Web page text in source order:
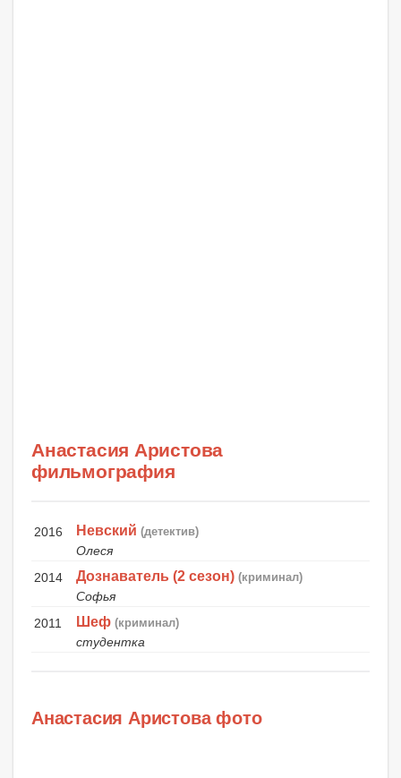
Анастасия Аристова
фильмография
2016 Невский (детектив)
Олеся
2014
Дознаватель (2 сезон) (криминал)
Софья
2011
Шеф (криминал)
студентка
Анастасия Аристова фото